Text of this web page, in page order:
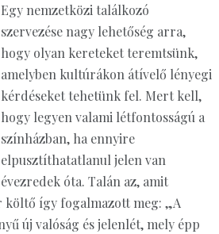
Egy nemzetközi találkozó
szervezése nagy lehetőség arra,
hogy olyan kereteket teremtsünk,
amelyben kultúrákon átívelő lényegi
kérdéseket tehetünk fel. Mert kell,
hogy legyen valami létfontosságú a
színházban, ha ennyire
elpusztíthatatlanul jelen van
évezredek óta. Talán az, amit
költő így fogalmazott meg: „A
új valóság és jelenlét, mely épp